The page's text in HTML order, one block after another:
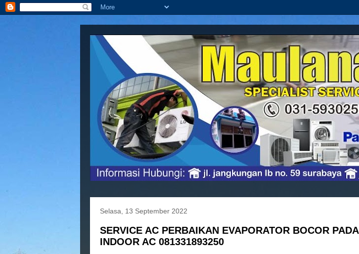
Selasa, 13 September 2022
SERVICE AC PERBAIKAN EVAPORATOR BOCOR PADA
INDOOR AC 081331893250